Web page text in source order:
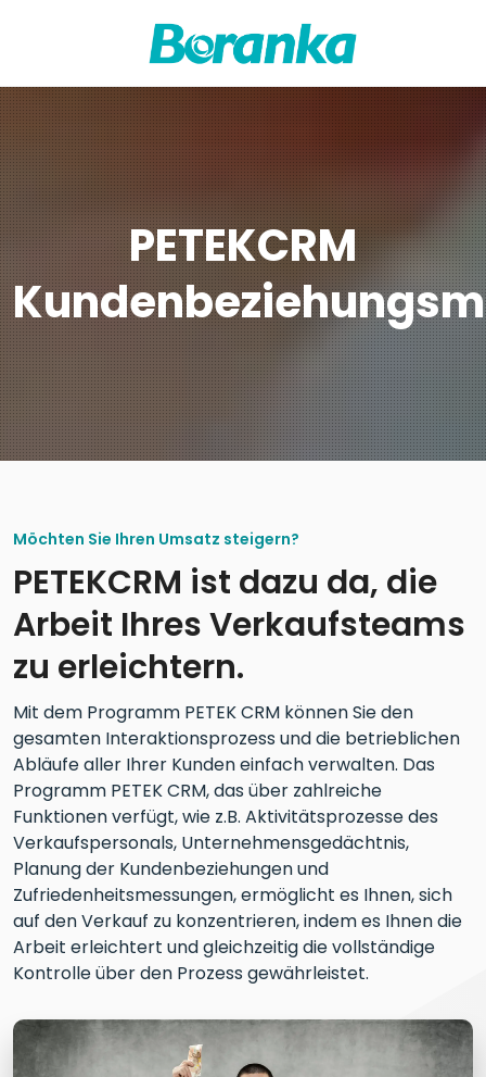
PETEKCRM
Möchten Sie Ihren Umsatz steigern?
PETEKCRM ist dazu da, die
Arbeit Ihres Verkaufsteams
zu erleichtern.
Mit dem Programm PETEK CRM können Sie den
gesamten Interaktionsprozess und die betrieblichen
Abläufe aller Ihrer Kunden einfach verwalten. Das
Programm PETEK CRM, das über zahlreiche
Funktionen verfügt, wie z.B. Aktivitätsprozesse des
Verkaufspersonals, Unternehmensgedächtnis,
Planung der Kundenbeziehungen und
Zufriedenheitsmessungen, ermöglicht es Ihnen, sich
auf den Verkauf zu konzentrieren, indem es Ihnen die
Arbeit erleichtert und gleichzeitig die vollständige
Kontrolle über den Prozess gewährleistet.